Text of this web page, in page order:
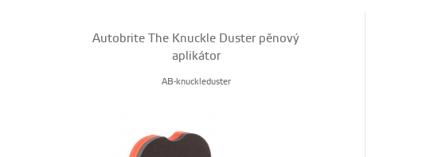
Autobrite The Knuckle Duster pěnový
aplikátor
AB-knuckleduster